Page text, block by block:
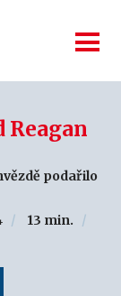
podařilo
13 min.